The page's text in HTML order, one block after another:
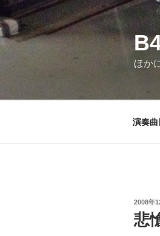
ン
テ
ン
ほか
演奏曲
投
稿
日:
2008年
悲